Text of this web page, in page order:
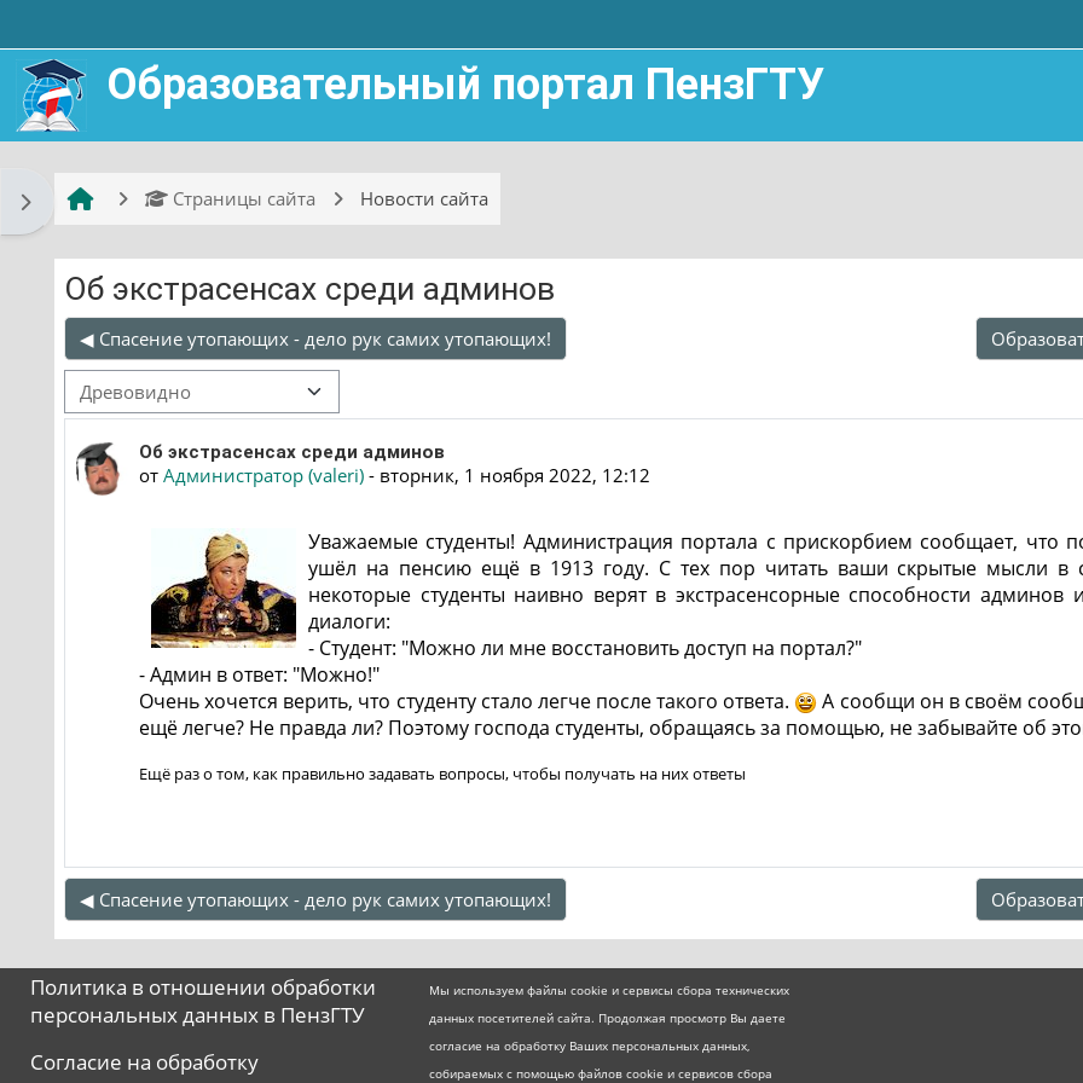
Образовательный портал ПензГТУ
Открыть боковую панельСтраницы сайта Новости сайта
Об экстрасенсах среди админов
◀︎ Спасение утопающих - дело рук самих утопающих!
Режим отображения
Об экстрасенсах среди админов
отАдминистратор (valeri) - вторник, 1 ноября 2022, 12:12
Количество ответов: 0
Уважаемые студенты! Администрация портала с прискорбием сообщает, что
ушёл на пенсию ещё в 1913 году. С тех пор читать ваши скрытые мысли
некоторые студенты наивно верят в экстрасенсорные способности
диалоги:
- Студент: "Можно ли мне восстановить доступ на портал?"
- Админ в ответ: "Можно!"
Очень хочется верить, что студенту стало легче после такого ответа.
А сообщи он в своём
ещё легче? Не правда ли? Поэтому господа студенты, обращаясь за помощью, не забывайте об
Ещё раз о том, как правильно задавать вопросы, чтобы получать на них ответы
◀︎ Спасение утопающих - дело рук самих утопающих!
Политика в отношении обработки
персональных данных в ПензГТУ
Согласие на обработку
Мы используем файлы cookie и сервисы сбора технических
данных посетителей сайта. Продолжая просмотр Вы даете
согласие на обработку Ваших персональных данных,
собираемых с помощью файлов cookie и сервисов сбора